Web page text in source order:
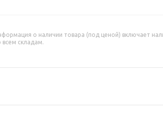
о наличии товара (под ценой) включает
всем складам.